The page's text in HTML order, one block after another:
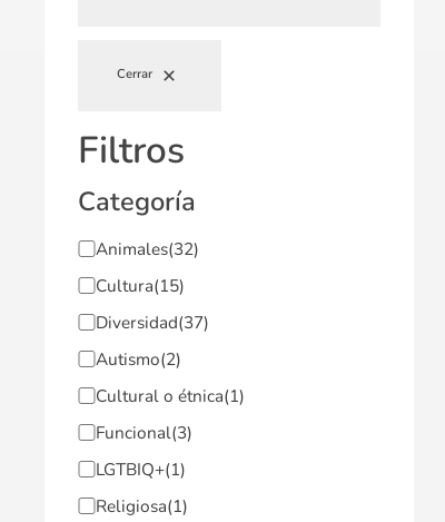
Cerrar
Filtros
Categoría
Animales(32)
Cultura(15)
Diversidad(37)
Autismo(2)
Cultural o étnica(1)
Funcional(3)
LGTBIQ+(1)
Religiosa(1)